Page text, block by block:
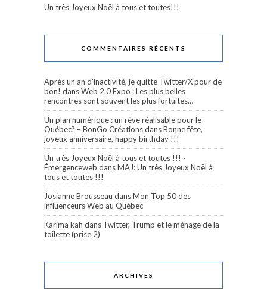
Un très Joyeux Noël à tous et toutes!!!
COMMENTAIRES RÉCENTS
Après un an d'inactivité, je quitte Twitter/X pour de
bon! dansWeb 2.0 Expo : Les plus belles
rencontres sont souvent les plus fortuites…
Un plan numérique : un rêve réalisable pour le
Québec? – BonGo CréationsdansBonne fête,
joyeux anniversaire, happy birthday !!!
Un très Joyeux Noël à tous et toutes !!! -
Émergenceweb dansMAJ: Un très Joyeux Noël à
tous et toutes !!!
Josianne Brousseau dansMon Top 50 des
influenceurs Web au Québec
Karima kah dans Twitter, Trump et le ménage de la
toilette (prise 2)
ARCHIVES